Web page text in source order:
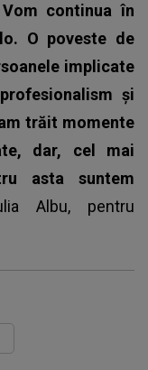
continua în
O poveste de
implicate
și
trăit momente
dar, cel mai
asta suntem
Albu, pentru